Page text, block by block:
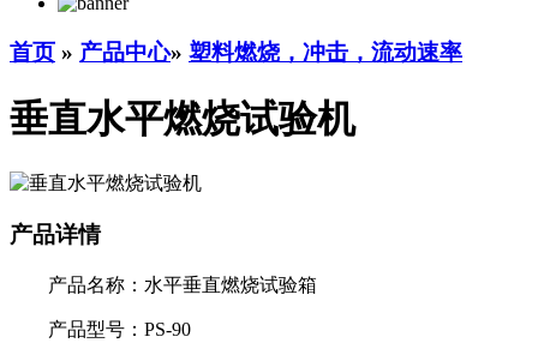
首页 » 产品中心» 塑料燃烧，冲击，流动速率
垂直水平燃烧试验机
产品详情
产品名称：水平垂直燃烧试验箱
产品型号：PS-90